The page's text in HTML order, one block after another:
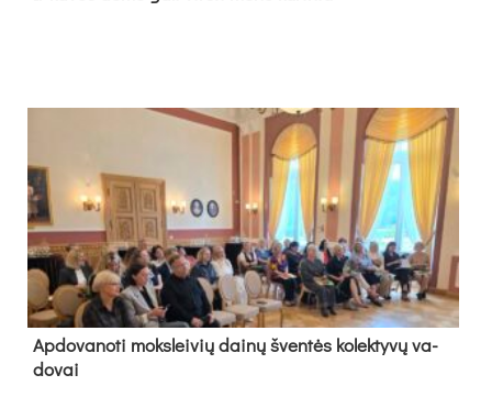
Ap­do­va­no­ti moks­lei­vių dai­nų šven­tės ko­lek­ty­vų va­
do­vai